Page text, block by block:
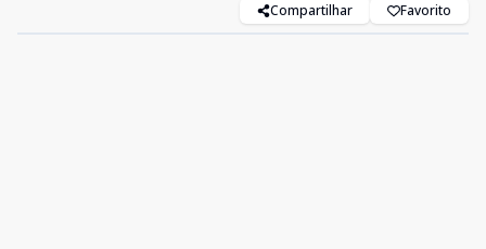
Compartilhar Favorito